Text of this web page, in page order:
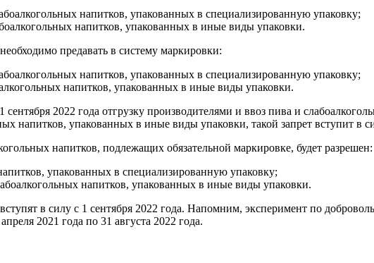
напитков, упакованных в специализированную упаковку;
напитков, упакованных в иные виды упаковки.
предавать в систему маркировки:
напитков, упакованных в специализированную упаковку;
напитков, упакованных в иные виды упаковки.
сентября 2022 года отгрузку производителями и ввоз пива ‎и
напитков, упакованных в иные виды упаковки, такой запрет вступит в
напитков, подлежащих обязательной маркировке, будет разрешен:
упакованных ‎в специализированную упаковку;
напитков, упакованных в иные виды упаковки.
в силу с 1 сентября 2022 года. Напомним, ‎эксперимент по
2021 года по 31 августа 2022 года.